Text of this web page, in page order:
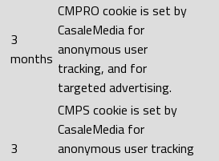
3
months
CMPRO cookie is set by
CasaleMedia for
anonymous user
tracking, and for
targeted advertising.
3
CMPS cookie is set by
CasaleMedia for
anonymous user tracking